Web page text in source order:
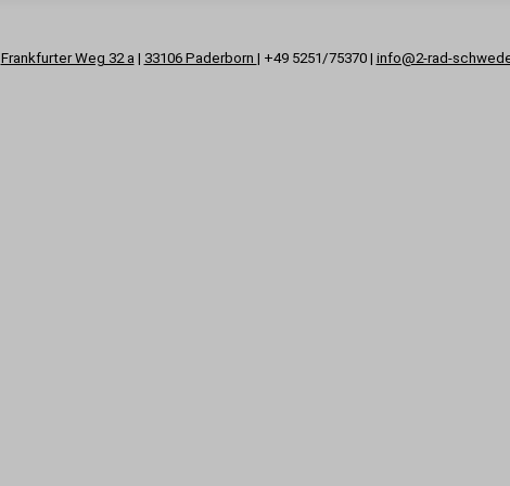
Frankfurter Weg 32 a | 33106 Paderborn | +49 5251/75370 | info@2-rad-